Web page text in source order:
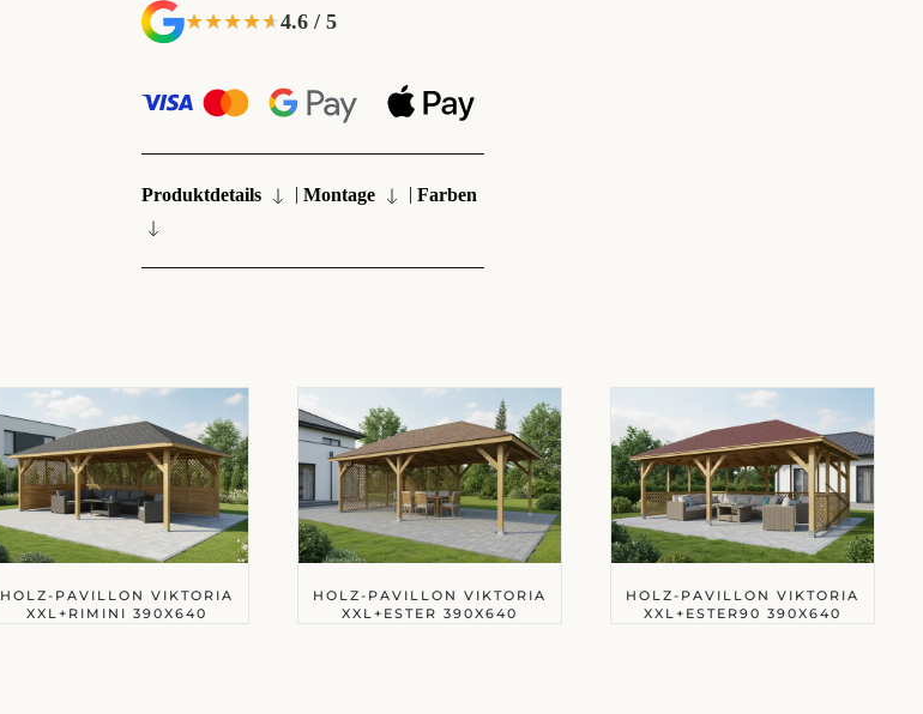
★★★★★
★★★★★4.6 / 5
Produktdetails | Montage | Farben
HOLZ-PAVILLON VIKTORIA
XXL+RIMINI 390X640
HOLZ-PAVILLON VIKTORIA
XXL+ESTER 390X640
HOLZ-PAVILLON VIKTORIA
XXL+ESTER90 390X640